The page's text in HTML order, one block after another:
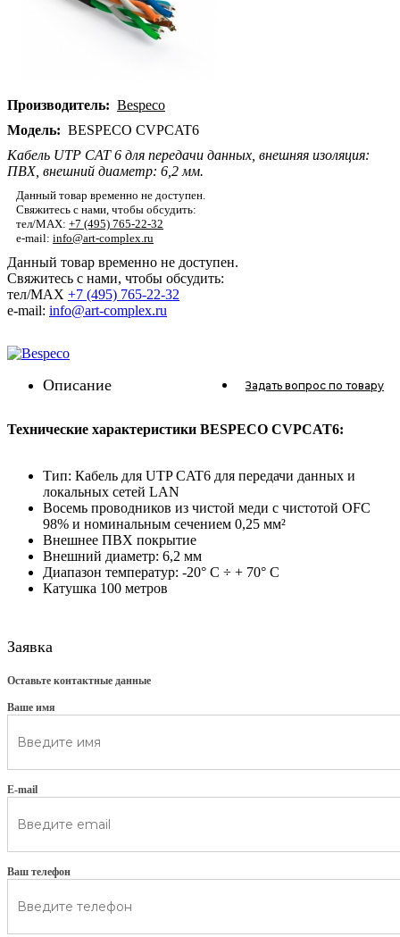
Производитель: Bespeco
Модель: BESPECO CVPCAT6
Кабель UTP CAT 6 для передачи данных, внешняя изоляция:
ПВХ, внешний диаметр: 6,2 мм.
Данный товар временно не доступен.
Свяжитесь с нами, чтобы обсудить:
тел/MAX: +7 (495) 765-22-32
e-mail: info@art-complex.ru
Данный товар временно не доступен.
Свяжитесь с нами, чтобы обсудить:
тел/MAX +7 (495) 765-22-32
e-mail: info@art-complex.ru
Описание Задать вопрос по товару
Технические характеристики BESPECO CVPCAT6:
Тип: Кабель для UTP CAT6 для передачи данных и
локальных сетей LAN
Восемь проводников из чистой меди с чистотой OFC
98% и номинальным сечением 0,25 мм²
Внешнее ПВХ покрытие
Внешний диаметр: 6,2 мм
Диапазон температур: -20° C ÷ + 70° C
Катушка 100 метров
Заявка
Оставьте контактные данные
Ваше имя
E-mail
Ваш телефон